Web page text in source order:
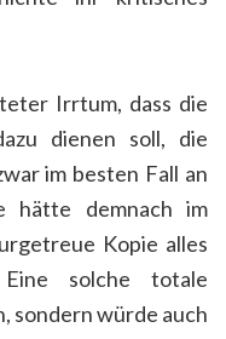
Irrtum, dass die
dienen soll, die
im besten Fall an
hätte demnach im
Kopie alles
Eine solche totale
sondern würde auch